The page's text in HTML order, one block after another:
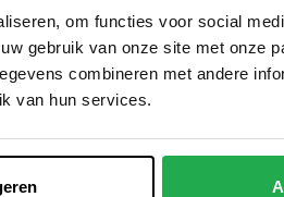
om functies voor social
gebruik van onze site met onze
combineren met andere
van hun services.
bloeiende